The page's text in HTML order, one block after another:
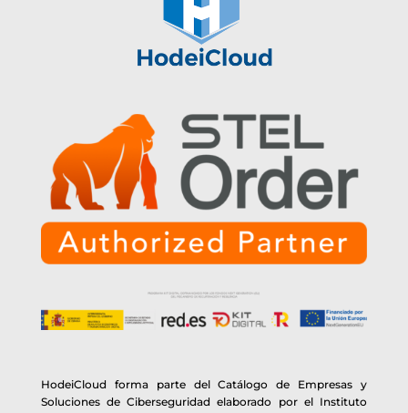
HodeiCloud forma parte del Catálogo de Empresas y
Soluciones de Ciberseguridad elaborado por el Instituto